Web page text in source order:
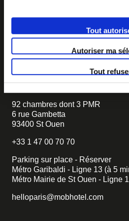
Tout
Autoriser ma
Tout
écrivez-
projet, nous vous dirons
becomemob@mobhotel.com
TROUVER MOB
92 chambres dont 3 PMR
6 rue Gambetta
93400 St Ouen
+33 1 47 00 70 70
Parking sur place - Réserver
Métro Garibaldi - Ligne 13 (à 5
Métro Mairie de St Ouen - Ligne
helloparis@mobhotel.com